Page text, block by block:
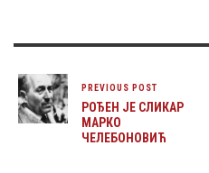
PREVIOUS POST
РОЂЕН ЈЕ СЛИКАР
МАРКО
ЧЕЛЕБОНОВИЋ